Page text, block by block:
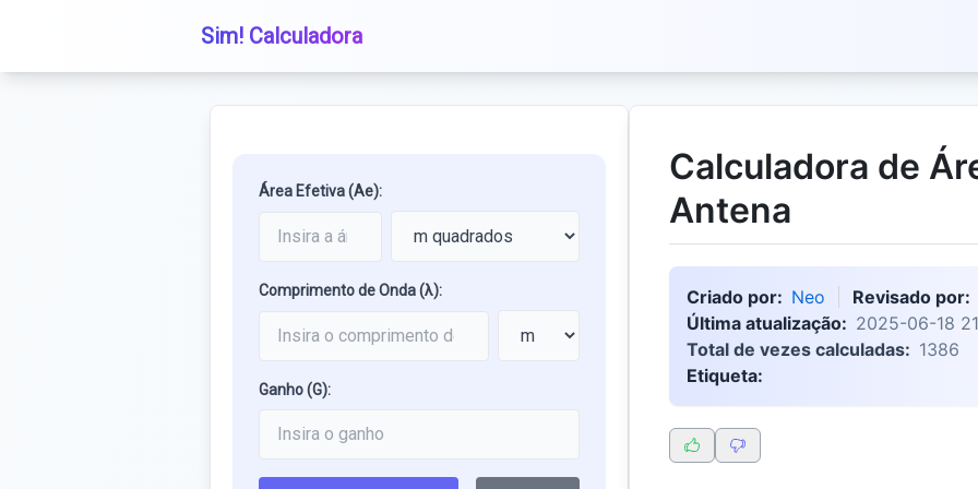
Sim! Calculadora
Área Efetiva (Ae):
Comprimento de Onda (λ):
Ganho (G):
Calculadora de
Antena
Criado por: Neo
Revisado por:
Última atualização: 2025-06-18
Total de vezes calculadas: 1386
Etiqueta: